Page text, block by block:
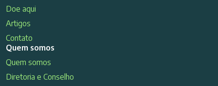
Doe aqui
Artigos
Contato
Quem somos
Quem somos
Diretoria e Conselho